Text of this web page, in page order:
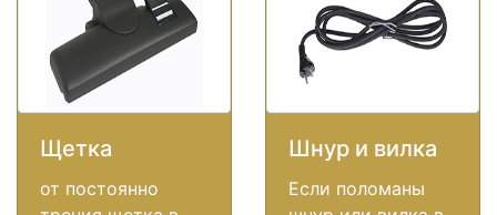
Щетка
от постоянно
Шнур и вилка
Если поломаны